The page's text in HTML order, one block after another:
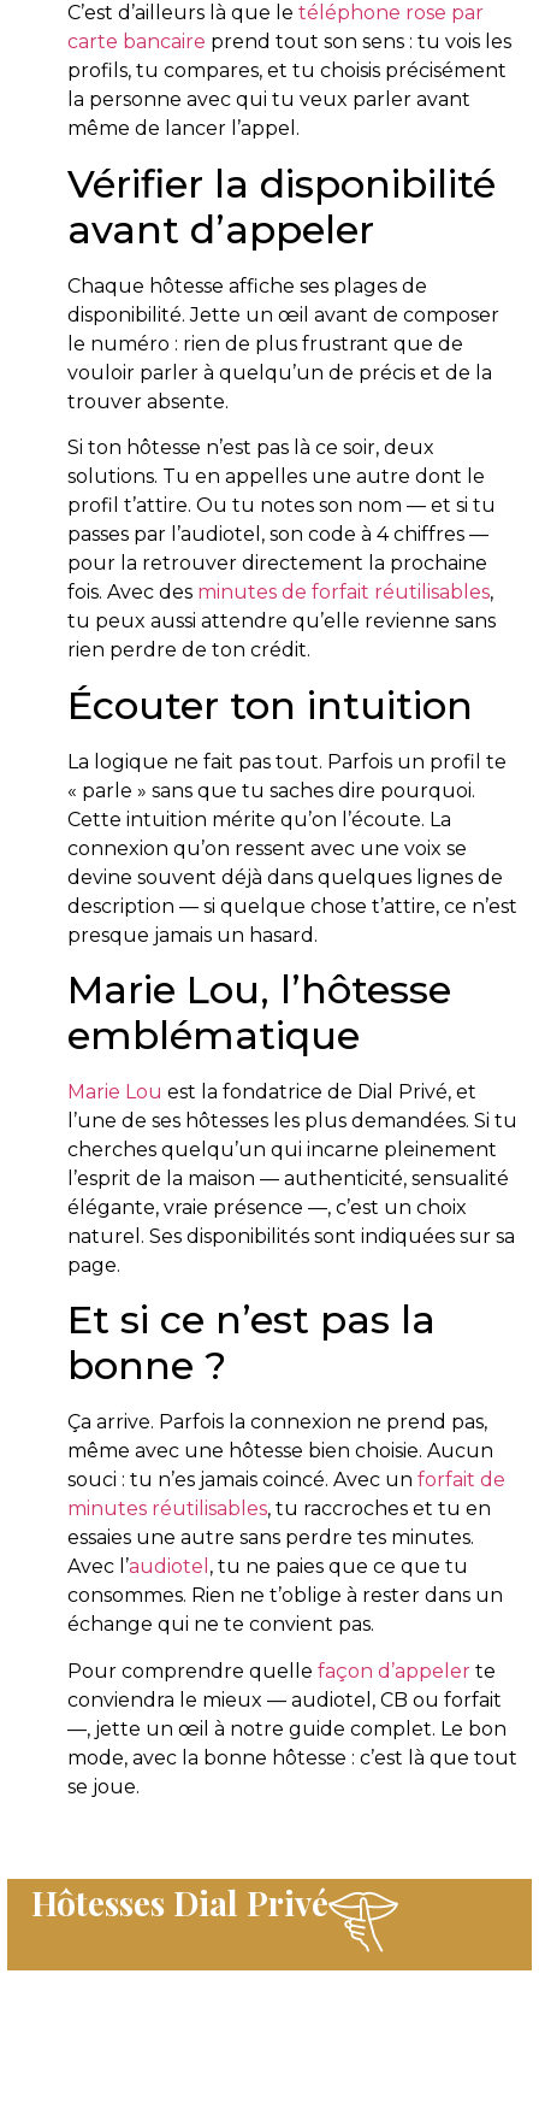
C’est d’ailleurs là que le téléphone rose par
carte bancaire prend tout son sens : tu vois les
profils, tu compares, et tu choisis précisément
la personne avec qui tu veux parler avant
même de lancer l’appel.
Vérifier la disponibilité
avant d’appeler
Chaque hôtesse affiche ses plages de
disponibilité. Jette un œil avant de composer
le numéro : rien de plus frustrant que de
vouloir parler à quelqu’un de précis et de la
trouver absente.
Si ton hôtesse n’est pas là ce soir, deux
solutions. Tu en appelles une autre dont le
profil t’attire. Ou tu notes son nom — et si tu
passes par l’audiotel, son code à 4 chiffres —
pour la retrouver directement la prochaine
fois. Avec des minutes de forfait réutilisables,
tu peux aussi attendre qu’elle revienne sans
rien perdre de ton crédit.
Écouter ton intuition
La logique ne fait pas tout. Parfois un profil te
« parle » sans que tu saches dire pourquoi.
Cette intuition mérite qu’on l’écoute. La
connexion qu’on ressent avec une voix se
devine souvent déjà dans quelques lignes de
description — si quelque chose t’attire, ce n’est
presque jamais un hasard.
Marie Lou, l’hôtesse
emblématique
Marie Lou est la fondatrice de Dial Privé, et
l’une de ses hôtesses les plus demandées. Si tu
cherches quelqu’un qui incarne pleinement
l’esprit de la maison — authenticité, sensualité
élégante, vraie présence —, c’est un choix
naturel. Ses disponibilités sont indiquées sur sa
page.
Et si ce n’est pas la
bonne ?
Ça arrive. Parfois la connexion ne prend pas,
même avec une hôtesse bien choisie. Aucun
souci : tu n’es jamais coincé. Avec un forfait de
minutes réutilisables, tu raccroches et tu en
essaies une autre sans perdre tes minutes.
Avec l’audiotel , tu ne paies que ce que tu
consommes. Rien ne t’oblige à rester dans un
échange qui ne te convient pas.
Pour comprendre quelle façon d’appeler te
conviendra le mieux — audiotel, CB ou forfait
—, jette un œil à notre guide complet. Le bon
mode, avec la bonne hôtesse : c’est là que tout
se joue.
Hôtesses Dial Privé